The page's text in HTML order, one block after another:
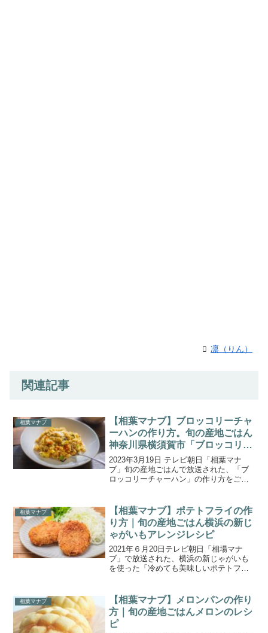
凛（りん）
関連記事
相葉マナブ
【相葉マナブ】ブロッコリーチャ
ーハンの作り方。旬の産地ごはん
神奈川県横須賀市「ブロッコリ
ー」
2023年3月19日 テレビ朝日「相葉マナ
ブ」旬の産地ごはんで放送された、「ブ
ロッコリーチャーハン」の作り方をご紹
ー』です。育てているブロッコリーは、
締まりが良く重量感が...
相葉マナブ
【相葉マナブ】ポテトフライの作
り方｜旬の産地ごはん横浜の新じ
ゃがいもアレンジレシピ
2021年６月20日テレビ朝日「相場マナ
ブ」で放送された、横浜の新じゃがいも
を使った「冷めても美味しいポテトフラ
も～”。果肉は男爵よりも黄色くて甘みが
強く、加熱調理すると...
相葉マナブ
【相葉マナブ】メロンパンの作り
方｜旬の産地ごはんメロンのレシ
ピ